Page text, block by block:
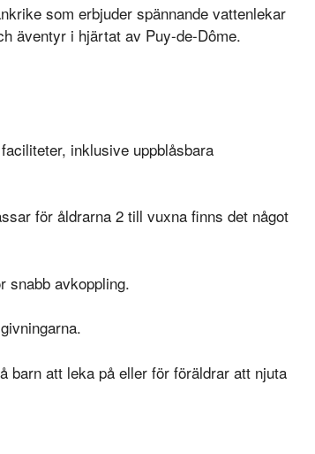
som erbjuder spännande vattenlekar
äventyr i hjärtat av Puy-de-Dôme.
inklusive uppblåsbara
för åldrarna 2 till vuxna finns det något
snabb avkoppling.
barn att leka på eller för föräldrar att njuta